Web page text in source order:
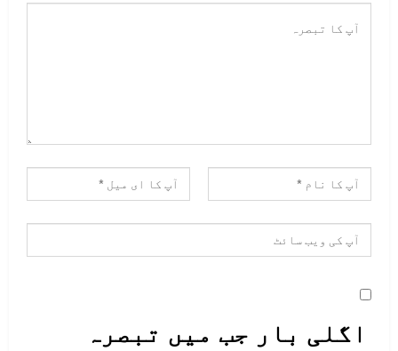
اگلی بار جب میں تبصرہ